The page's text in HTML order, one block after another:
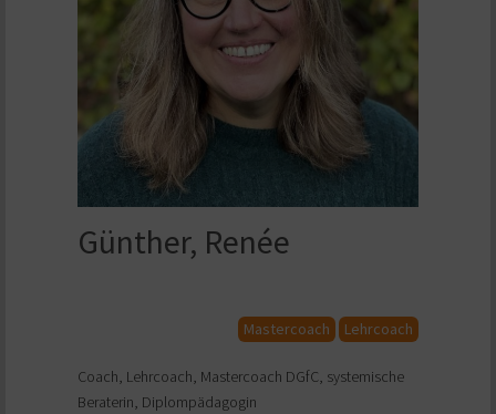
Günther, Renée
Mastercoach Lehrcoach
Coach, Lehrcoach, Mastercoach DGfC, systemische
Beraterin, Diplompädagogin